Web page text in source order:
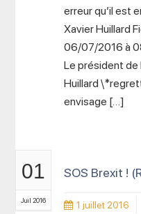
erreur qu’il est
Xavier Huillard
06/07/2016 à
Le président de
Huillard
envisage […]
01
Juil 2016
SOS Brexit !
1 juillet 2016